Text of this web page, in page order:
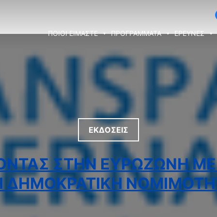
ΠΟΙΟΙ ΕΙΜΑΣΤΕ ΠΡΟΓΡΑΜΜΑΤΑ ΕΡΕΥΝΕΣ
ΕΚΔΟΣΕΙΣ
ΣΤΗΝ ΕΥΡΩΖΏΝΗ
ΔΗΜΟΚΡΑΤΙΚΉ